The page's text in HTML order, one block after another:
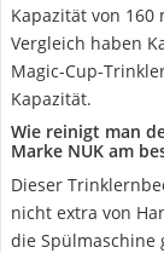
Kapazität von
Vergleich haben
Magic-Cup-
Kapazität.
Wie reinigt man
Marke NUK am
Dieser
nicht extra von
die Spülmaschine